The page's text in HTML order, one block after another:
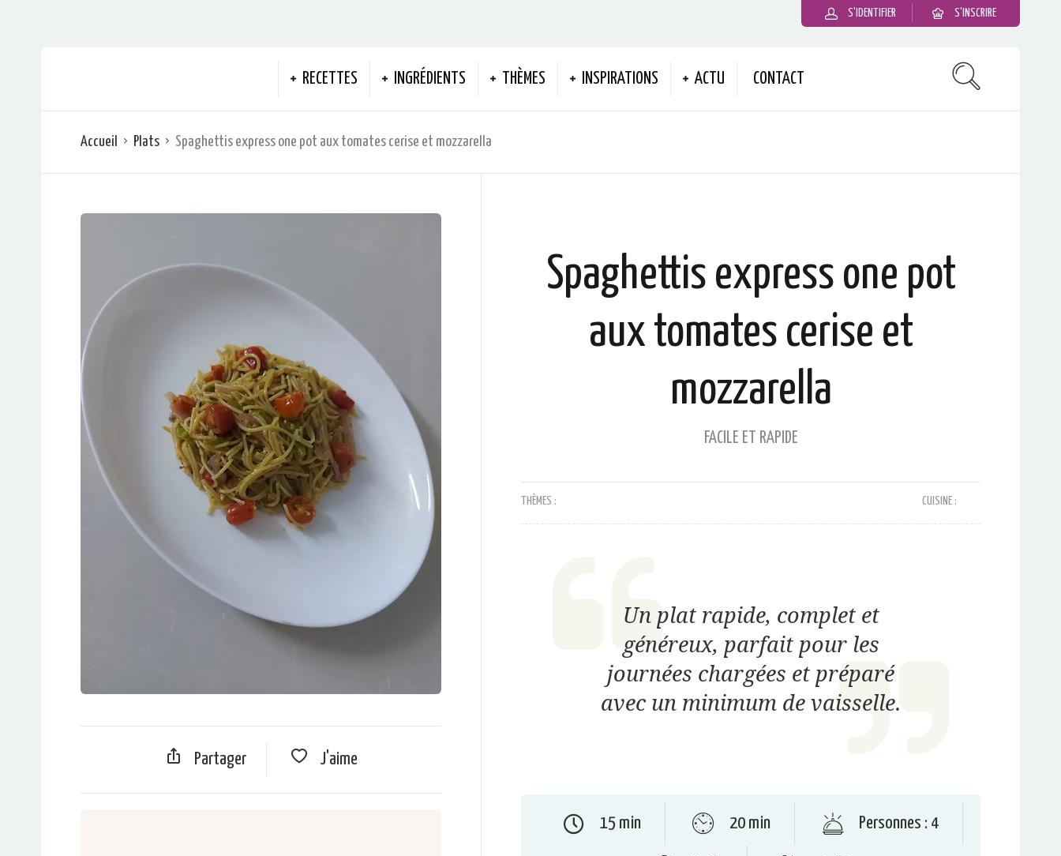
S'IDENTIFIER S'INSCRIRE
RECETTES INGRÉDIENTS THÈMES INSPIRATIONS ACTU CONTACT
Accueil Plats Spaghettis express one pot aux tomates cerise et mozzarella
Partager J'aime
Spaghettis express one pot
aux tomates cerise et
mozzarella
FACILE ET RAPIDE
THÈMES : CUISINE :
Un plat rapide, complet et
généreux, parfait pour les
journées chargées et préparé
avec un minimum de vaisselle.
15 min 20 min Personnes : 4